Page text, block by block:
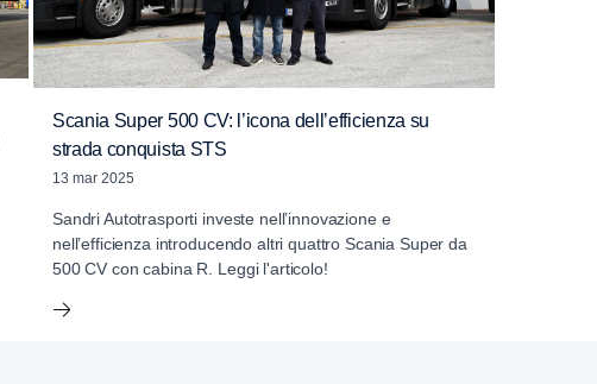
Scania Super 500 CV: l’icona dell’efficienza su
strada conquista STS
13 mar 2025
Sandri Autotrasporti investe nell’innovazione e
nell’efficienza introducendo altri quattro Scania Super da
500 CV con cabina R. Leggi l'articolo!